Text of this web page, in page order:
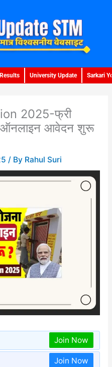
Results University Update Sarkari
2025-फ्री
ऑनलाइन आवेदन शुरू
/ By Rahul Suri
Join Now
Join Now